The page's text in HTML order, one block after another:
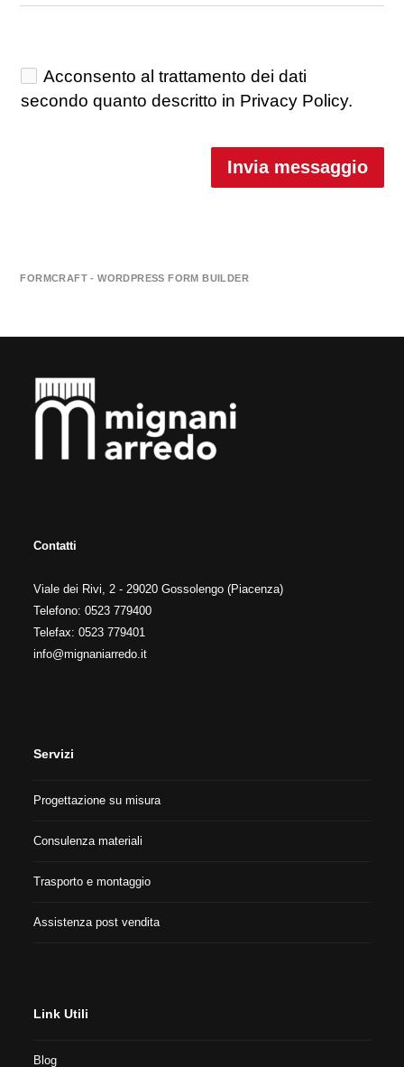
Acconsento al trattamento dei dati
secondo quanto descritto in Privacy Policy.
Invia messaggio
FORMCRAFT - WORDPRESS FORM BUILDER
Contatti
Viale dei Rivi, 2 - 29020 Gossolengo (Piacenza)
Telefono: 0523 779400
Telefax: 0523 779401
info@mignaniarredo.it
Servizi
Progettazione su misura
Consulenza materiali
Trasporto e montaggio
Assistenza post vendita
Link Utili
Blog